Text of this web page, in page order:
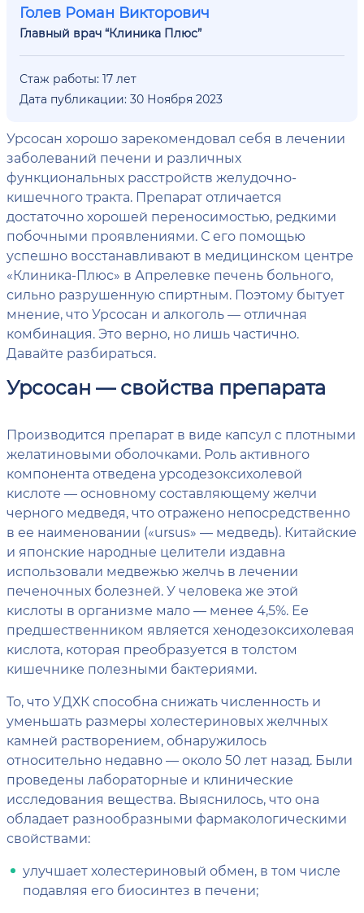
Голев Роман Викторович
Главный врач “Клиника Плюс”
Стаж работы: 17 лет
Дата публикации: 30 Ноября 2023
Урсосан хорошо зарекомендовал себя в лечении
заболеваний печени и различных
функциональных расстройств желудочно-
кишечного тракта. Препарат отличается
достаточно хорошей переносимостью, редкими
побочными проявлениями. С его помощью
успешно восстанавливают в медицинском центре
«Клиника-Плюс» в Апрелевке печень больного,
сильно разрушенную спиртным. Поэтому бытует
мнение, что Урсосан и алкоголь — отличная
комбинация. Это верно, но лишь частично.
Давайте разбираться.
Урсосан — свойства препарата
Производится препарат в виде капсул с плотными
желатиновыми оболочками. Роль активного
компонента отведена урсодезоксихолевой
кислоте — основному составляющему желчи
черного медведя, что отражено непосредственно
в ее наименовании («ursus» — медведь). Китайские
и японские народные целители издавна
использовали медвежью желчь в лечении
печеночных болезней. У человека же этой
кислоты в организме мало — менее 4,5%. Ее
предшественником является хенодезоксихолевая
кислота, которая преобразуется в толстом
кишечнике полезными бактериями.
То, что УДХК способна снижать численность и
уменьшать размеры холестериновых желчных
камней растворением, обнаружилось
относительно недавно — около 50 лет назад. Были
проведены лабораторные и клинические
исследования вещества. Выяснилось, что она
обладает разнообразными фармакологическими
свойствами:
улучшает холестериновый обмен, в том числе
подавляя его биосинтез в печени;